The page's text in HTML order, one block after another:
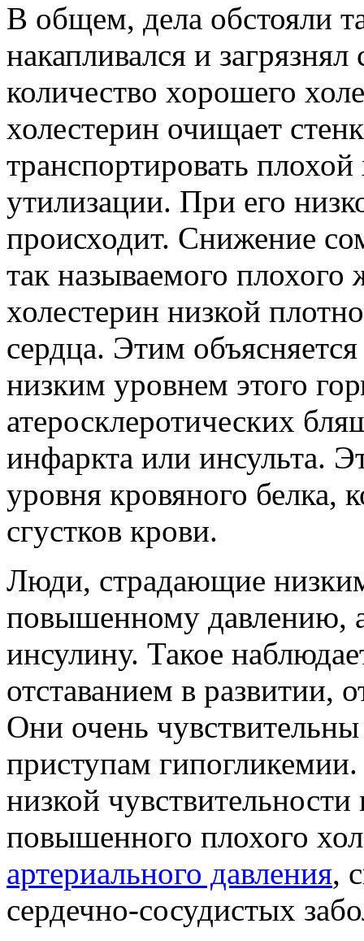
В общем, дела обстояли
накапливался и
количество хорошего
холестерин очищает
транспортировать
утилизации. При его
происходит. Снижение
так называемого
холестерин низкой
сердца. Этим
низким уровнем этого
атеросклеротических
инфаркта или инсульта.
уровня кровяного белка,
сгустков крови.
Люди, страдающие
повышенному давлению,
инсулину. Такое
отставанием в развитии,
Они очень
приступам
низкой
повышенного плохого
артериального давления,
сердечно-сосудистых